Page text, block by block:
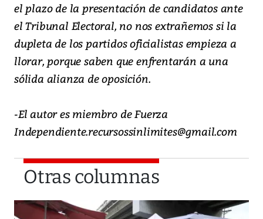
el plazo de la presentación de candidatos ante
el Tribunal Electoral, no nos extrañemos si la
dupleta de los partidos oficialistas empieza a
llorar, porque saben que enfrentarán a una
sólida alianza de oposición.
-El autor es miembro de Fuerza
Independiente.recursossinlimites@gmail.com
Otras columnas